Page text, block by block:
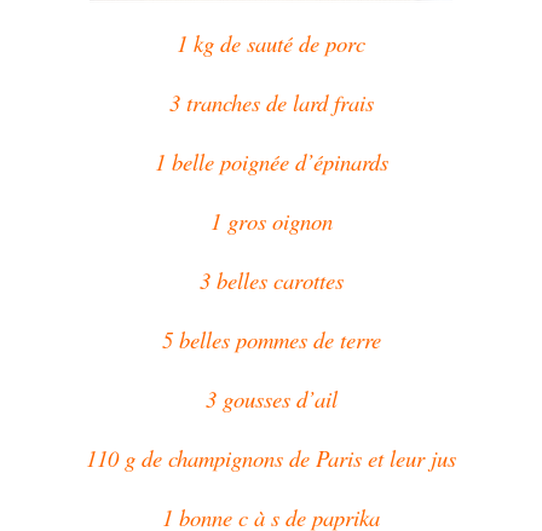
1 kg de sauté de porc
3 tranches de lard frais
1 belle poignée d’épinards
1 gros oignon
3 belles carottes
5 belles pommes de terre
3 gousses d’ail
110 g de champignons de Paris et leur jus
1 bonne c à s de paprika